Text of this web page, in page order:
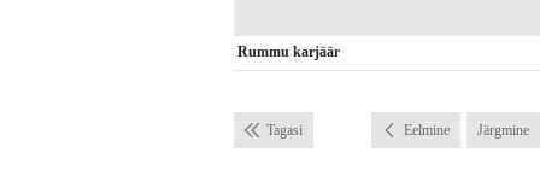
Rummu karjäär
Tagasi Eelmine Järgmine